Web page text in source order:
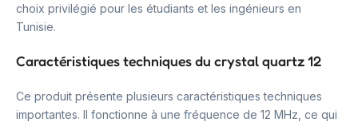
choix privilégié pour les étudiants et les ingénieurs en
Tunisie.
Caractéristiques techniques du crystal quartz 12
Ce produit présente plusieurs caractéristiques techniques
importantes. Il fonctionne à une fréquence de 12 MHz, ce qui